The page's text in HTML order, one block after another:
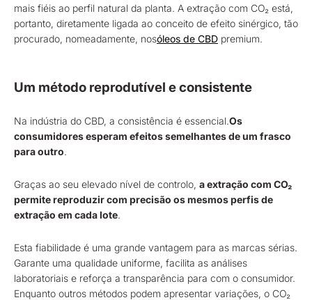
mais fiéis ao perfil natural da planta. A extração com CO₂ está,
portanto, diretamente ligada ao conceito de efeito sinérgico, tão
procurado, nomeadamente, nosóleos de CBD premium.
Um método reprodutível e consistente
Na indústria do CBD, a consistência é essencial.Os
consumidores esperam efeitos semelhantes de um frasco
para outro.
Graças ao seu elevado nível de controlo, a extração com CO₂
permite reproduzir com precisão os mesmos perfis de
extração em cada lote.
Esta fiabilidade é uma grande vantagem para as marcas sérias.
Garante uma qualidade uniforme, facilita as análises
laboratoriais e reforça a transparência para com o consumidor.
Enquanto outros métodos podem apresentar variações, o CO₂